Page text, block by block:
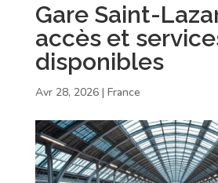
Gare Saint-
accès et
disponibles
Avr 28, 2026| France